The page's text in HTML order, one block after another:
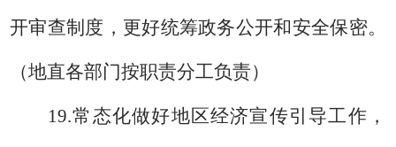
开审查制度，更好统筹政务公开和安全保密。
（地直各部门按职责分工负责）
19.常态化做好地区经济宣传引导工作，